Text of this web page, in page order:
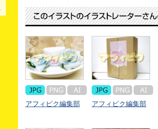
アフィピク編集部 アフィピク編集部